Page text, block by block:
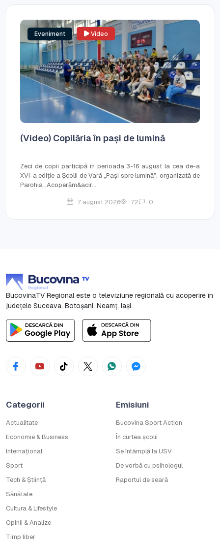
Eveniment Video
(Video) Copilăria în pași de lumină
Zeci de copii participă în perioada 3-16 august la cea de-a
XVI-a ediție a Școlii de Vară „Pași spre lumină”, organizată de
Parohia „Acoperăm&acir...
7 august 2026 72 0
BucovinaTV Regional este o televiziune regională cu acoperire în
județele Suceava, Botoşani, Neamț, Iași.
Categorii
Actualitate
Economie & Business
Internațional
Sport
Tech & Știință
Sănătate
Cultura & Lifestyle
Opinii & Analize
Timp liber
Emisiuni
Bucovina Sport Action
În curtea școlii
Se întâmplă la USV
De vorbă cu psihologul
Raportul de seară